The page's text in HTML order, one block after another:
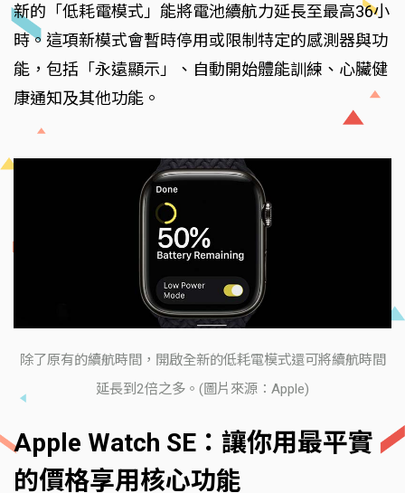
新的「低耗電模式」能將電池續航力延長至最高36小
時。這項新模式會暫時停用或限制特定的感測器與功
能，包括「永遠顯示」、自動開始體能訓練、心臟健
康通知及其他功能。
除了原有的續航時間，開啟全新的低耗電模式還可將續航時間
延長到2倍之多。(圖片來源：Apple)
Apple Watch SE：讓你用最平實
的價格享用核心功能